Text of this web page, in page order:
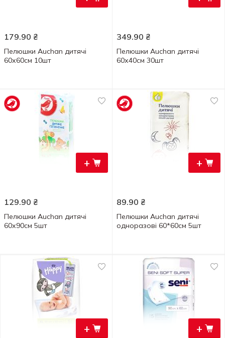
179.90 ₴
Пелюшки Auchan дитячі
60х60см 10шт
349.90 ₴
Пелюшки Auchan дитячі
60х40см 30шт
+
129.90 ₴
Пелюшки Auchan дитячі
60х90см 5шт
+
89.90 ₴
Пелюшки Auchan дитячі
одноразові 60*60см 5шт
+ +